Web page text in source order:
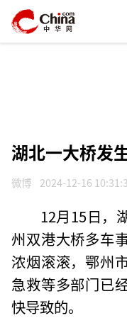
湖北一大桥发
微博 2024-12-16
12月15日，
州双港大桥多车
浓烟滚滚，鄂州
急救等多部门已
快导致的。